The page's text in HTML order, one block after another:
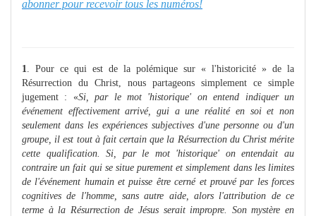
abonner pour recevoir tous les numéros!
1
. Pour ce qui est de la polémique sur « l'historicité » de la
Résurrection du Christ, nous partageons simplement ce simple
jugement : «Si, par le mot 'historique' on entend indiquer un
événement effectivement arrivé, gui a une réalité en soi et non
seulement dans les expériences subjectives d'une personne ou d'un
groupe, il est tout à fait certain que la Résurrection du Christ mérite
cette qualification. Si, par le mot 'historique' on entendait au
contraire un fait qui se situe purement et simplement dans les limites
de l'événement humain et puisse être cerné et prouvé par les forces
cognitives de l'homme, sans autre aide, alors l'attribution de ce
terme à la Résurrection de Jésus serait impropre. Son mystère en